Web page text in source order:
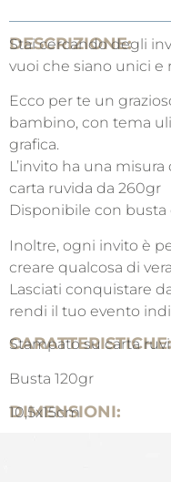
DESCRIZIONE:
Stai cercando degli
vuoi che siano unici e
Ecco per te un
bambino, con tema
grafica.
L’invito ha una
carta ruvida da 260gr
Disponibile con busta
Inoltre, ogni invito è
creare qualcosa di
Lasciati conquistare
rendi il tuo evento
CARATTERISTICHE:
Stampato su carta
Busta 120gr
DIMENSIONI:
10,5x15cm